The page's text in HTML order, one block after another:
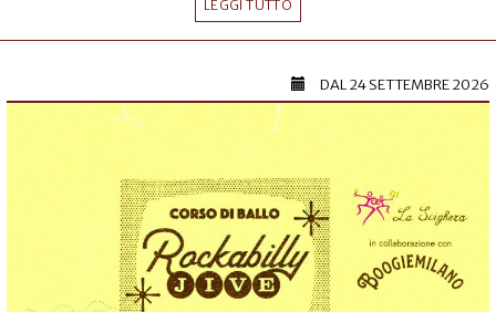
LEGGI TUTTO
DAL24 SETTEMBRE 2026